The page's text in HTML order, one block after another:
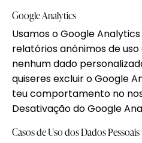
Google Analytics
Usamos o Google
relatórios anónimos de
nenhum dado
quiseres excluir o Google
teu comportamento no
Desativação do Google
Casos de Uso dos Dados Pessoais